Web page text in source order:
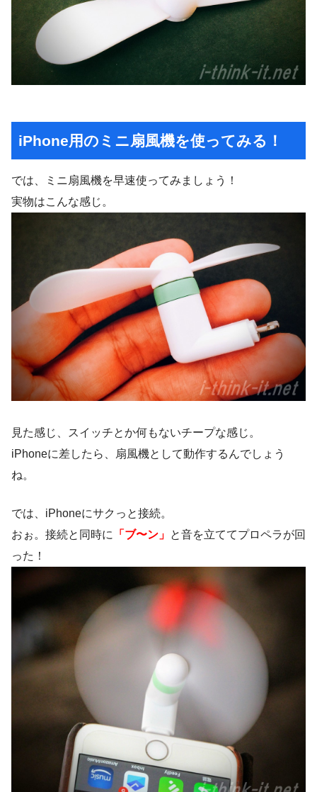
iPhone用のミニ扇風機を使ってみる！
では、ミニ扇風機を早速使ってみましょう！
実物はこんな感じ。
見た感じ、スイッチとか何もないチープな感じ。
iPhoneに差したら、扇風機として動作するんでしょう
ね。
では、iPhoneにサクっと接続。
おぉ。接続と同時に
「ブ〜ン」 と音を立ててプロペラが回
った！